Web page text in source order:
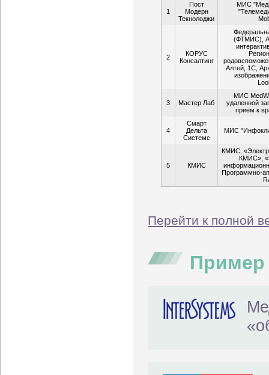
1
Пост
Модерн
Текнолоджи
МИС
2
КОРУС
Консалтинг
(ФТМИС),
Алтей, 1С,
3 Мастер Лаб
МИС
удаленной
прием к
4
Смарт
Дельта
Системс
МИС
5 КМИС
КМИС,
КМИС»,
Программно-
Перейти к полной